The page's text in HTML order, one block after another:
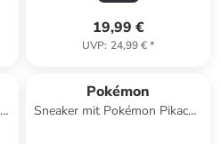
19,99 €
UVP: 24,99 €*
Pokémon
Sneaker mit Pokémon Pikachu